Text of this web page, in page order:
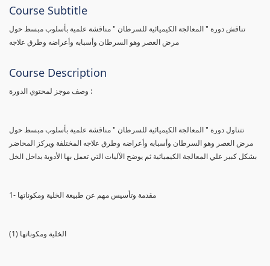
Course Subtitle
تناقش دورة " المعالجة الكيميائية للسرطان " مناقشة علمية بأسلوب مبسط حول
مرض العصر وهو السرطان وأسبابه وأعراضه وطرق علاجه
Course Description
وصف موجز لمحتوي الدورة :
تتناول دورة " المعالجة الكيميائية للسرطان " مناقشة علمية بأسلوب مبسط حول
مرض العصر وهو السرطان وأسبابه وأعراضه وطرق علاجه المختلفة ويركز المحاضر
بشكل كبير علي المعالجة الكيميائية ثم يوضح الآليات التي تعمل بها الأدوية بداخل الخل
1- مقدمة وتأسيس مهم عن طبيعة الخلية ومكوناتها
(1) الخلية ومكوناتها